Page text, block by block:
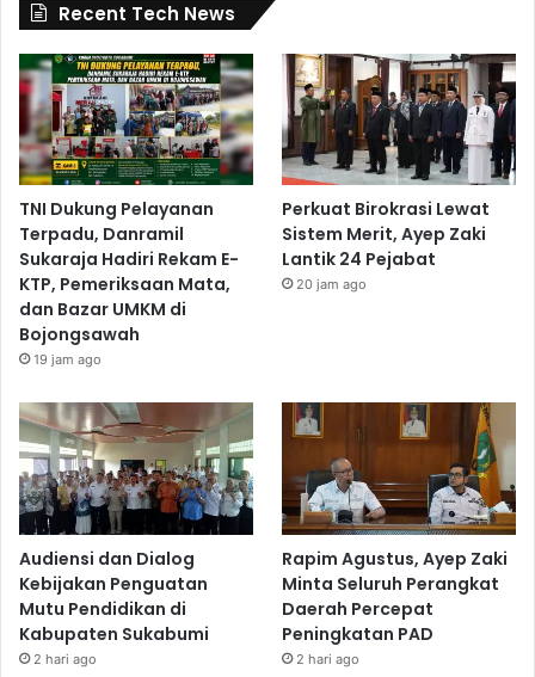
Recent Tech News
TNI Dukung Pelayanan
Terpadu, Danramil
Sukaraja Hadiri Rekam E-
KTP, Pemeriksaan Mata,
dan Bazar UMKM di
Bojongsawah
19 jam ago
Perkuat Birokrasi Lewat
Sistem Merit, Ayep Zaki
Lantik 24 Pejabat
20 jam ago
Audiensi dan Dialog
Kebijakan Penguatan
Mutu Pendidikan di
Kabupaten Sukabumi
2 hari ago
Rapim Agustus, Ayep Zaki
Minta Seluruh Perangkat
Daerah Percepat
Peningkatan PAD
2 hari ago